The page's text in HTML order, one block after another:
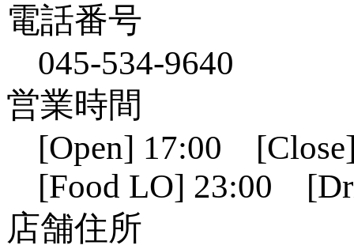
電話番号
045-534-9640
営業時間
[Open] 17:00
[Food LO] 23:00
店舗住所